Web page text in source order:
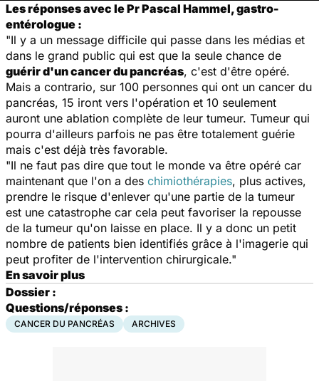
Les réponses avec le Pr Pascal Hammel, gastro-
entérologue :
"Il y a un message difficile qui passe dans les médias et
dans le grand public qui est que la seule chance de
guérir d'un cancer du pancréas, c'est d'être opéré.
Mais a contrario, sur 100 personnes qui ont un cancer du
pancréas, 15 iront vers l'opération et 10 seulement
auront une ablation complète de leur tumeur. Tumeur qui
pourra d'ailleurs parfois ne pas être totalement guérie
mais c'est déjà très favorable.
"Il ne faut pas dire que tout le monde va être opéré car
maintenant que l'on a des chimiothérapies, plus actives,
prendre le risque d'enlever qu'une partie de la tumeur
est une catastrophe car cela peut favoriser la repousse
de la tumeur qu'on laisse en place. Il y a donc un petit
nombre de patients bien identifiés grâce à l'imagerie qui
peut profiter de l'intervention chirurgicale."
En savoir plus
Dossier :
Questions/réponses :
CANCER DU PANCRÉAS ARCHIVES